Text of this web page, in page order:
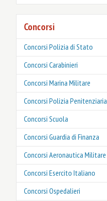
Concorsi
Concorsi Polizia di Stato
Concorsi Carabinieri
Concorsi Marina Militare
Concorsi Polizia Penitenziaria
Concorsi Scuola
Concorsi Guardia di Finanza
Concorsi Aeronautica Militare
Concorsi Esercito Italiano
Concorsi Ospedalieri